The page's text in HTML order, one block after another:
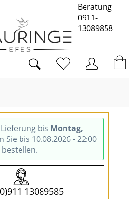
Beratung
0911-
13089858
bis Montag,
Sie bis 10.08.2026 - 22:00
bestellen.
13089585